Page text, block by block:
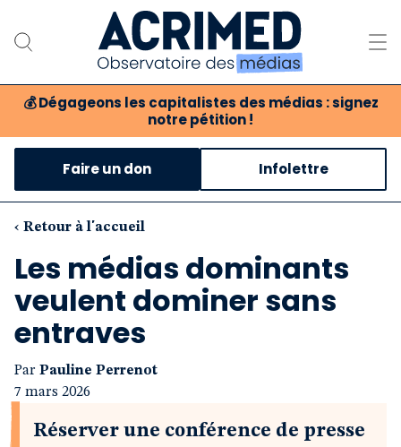
💰 Dégageons les capitalistes des médias : signez
notre pétition !
Notre association
Notre critique des médias
Nos propositions
Notre revue
Boutique
Faire un don Infolettre
‹ Retour à l'accueil
Les médias dominants
veulent dominer sans
entraves
Par Pauline Perrenot
7 mars 2026
Réserver une conférence de presse